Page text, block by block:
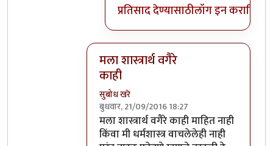
प्रतिसाद देण्यासाठीलॉग इन कराकिंवा
मला शास्त्रार्थ वगैरे
काही
सुबोध खरे
बुधवार, 21/09/2016 18:27
In reply toआत्मबंधवाल्यानी `कोहळा म्हणजे
मला शास्त्रार्थ वगैरे काही माहित नाही
किंवा मी धर्मशास्त्र वाचलेलेही नाही